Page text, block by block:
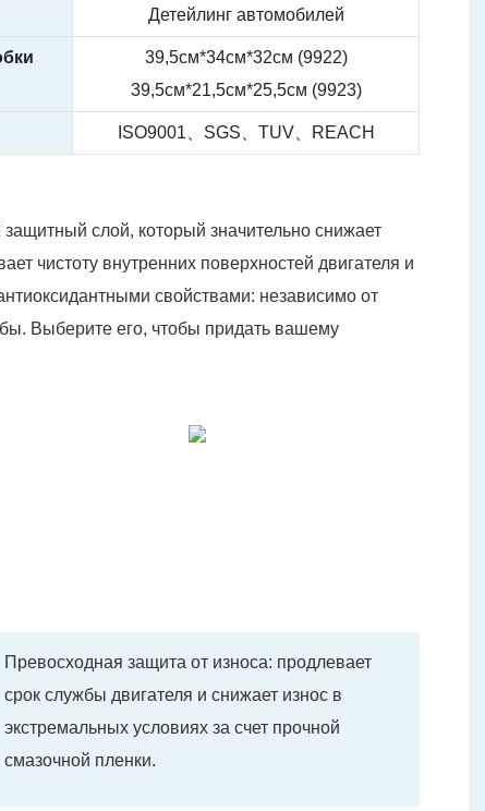
Детейлинг автомобилей
39,5см*34см*32см (9922)
39,5см*21,5см*25,5см (9923)
ISO9001、SGS、TUV、REACH
слой, который значительно снижает
чистоту внутренних поверхностей двигателя и
свойствами: независимо от
Выберите его, чтобы придать вашему
Превосходная защита от износа: продлевает
срок службы двигателя и снижает износ в
экстремальных условиях за счет прочной
смазочной пленки.